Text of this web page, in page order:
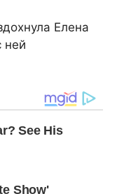
Елена
ней